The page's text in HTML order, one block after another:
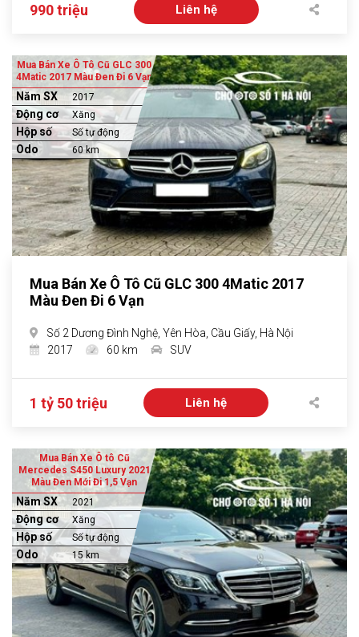
990 triệu Liên hệ
Mua Bán Xe Ô Tô Cũ GLC 300
4Matic 2017 Màu Đen Đi 6 Vạn
Năm SX 2017
Động cơ Xăng
Hộp số Số tự động
Odo 60 km
Mua Bán Xe Ô Tô Cũ GLC 300 4Matic 2017
Màu Đen Đi 6 Vạn
Số 2 Dương Đình Nghệ, Yên Hòa, Cầu Giấy, Hà Nội
2017
60 km SUV
1 tỷ 50 triệu Liên hệ
Mua Bán Xe Ô tô Cũ
Mercedes S450 Luxury 2021
Màu Đen Mới Đi 1,5 Vạn
Năm SX 2021
Động cơ Xăng
Hộp số Số tự động
Odo 15 km